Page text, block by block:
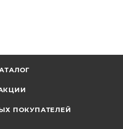
ПОКУПАТЕЛЕЙ